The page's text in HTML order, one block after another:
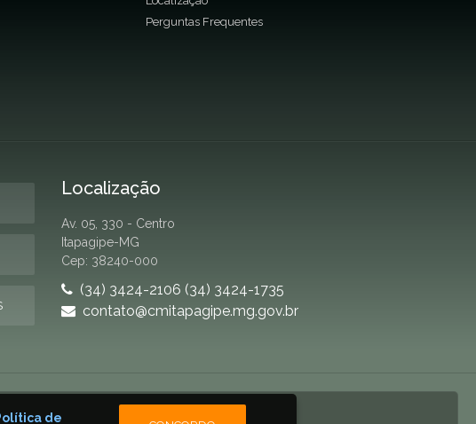
Perguntas Frequentes
Localização
Av. 05, 330 - Centro
Itapagipe-MG
Cep: 38240-000
(34) 3424-2106 (34) 3424-1735
contato@cmitapagipe.mg.gov.br
de